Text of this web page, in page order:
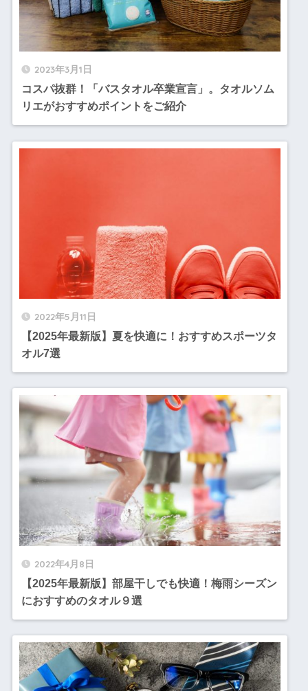
2023年3月1日
コスパ抜群！「バスタオル卒業宣言」。タオルソム
リエがおすすめポイントをご紹介
2022年5月11日
【2025年最新版】夏を快適に！おすすめスポーツタ
オル7選
2022年4月8日
【2025年最新版】部屋干しでも快適！梅雨シーズン
におすすめのタオル９選